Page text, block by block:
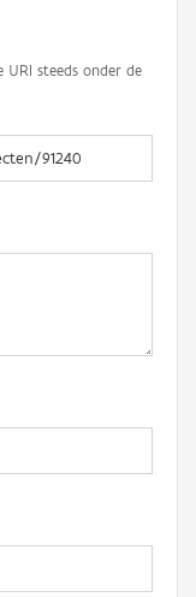
URI steeds onder de